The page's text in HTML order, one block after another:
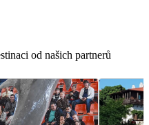
od našich partnerů